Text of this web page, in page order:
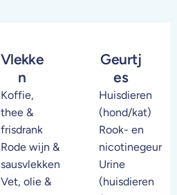
Vlekke
n
Koffie,
thee &
frisdrank
Rode wijn &
sausvlekken
Vet, olie &
Geurtj
es
Huisdieren
(hond/kat)
Rook- en
nicotinegeur
Urine
(huisdieren